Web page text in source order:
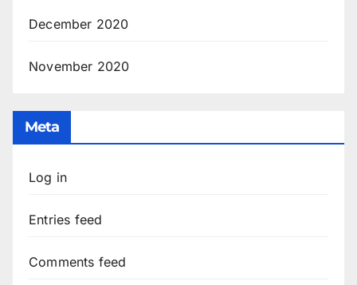
December 2020
November 2020
Meta
Log in
Entries feed
Comments feed